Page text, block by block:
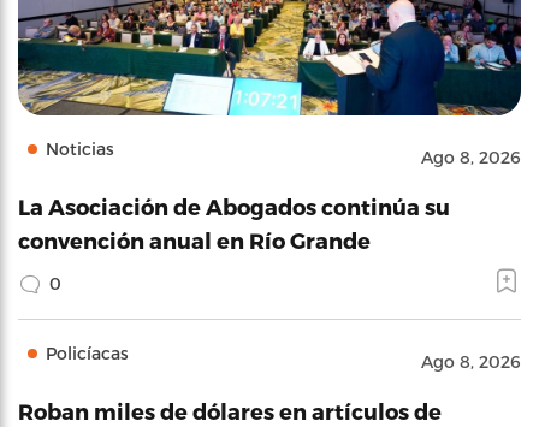
Noticias Ago 8, 2026
La Asociación de Abogados continúa su
convención anual en Río Grande
0
Policíacas Ago 8, 2026
Roban miles de dólares en artículos de